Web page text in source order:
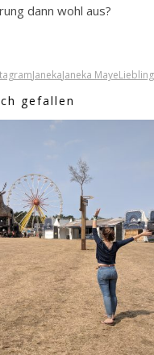
dann wohl aus?
JanekaJaneka Maye
gefallen